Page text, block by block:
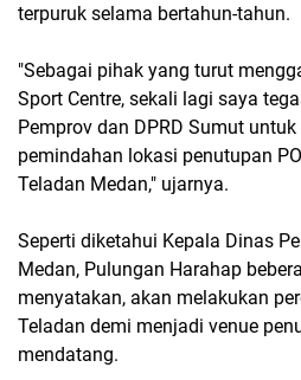
terpuruk selama bertahun-tahun.
"Sebagai pihak yang turut
Sport Centre, sekali lagi saya
Pemprov dan DPRD Sumut
pemindahan lokasi penutupan
Teladan Medan," ujarnya.
Seperti diketahui Kepala Dinas
Medan, Pulungan Harahap
menyatakan, akan melakukan
Teladan demi menjadi venue
mendatang.